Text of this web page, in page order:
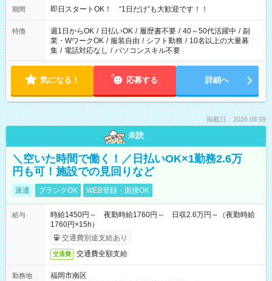
他にもご希望があればご相談ください！
期間 即日スタートOK！ “1日だけ”も大歓迎です！！
特徴 週1日からOK / 日払いOK / 履歴書不要 / 40～50代活躍中 / 副
業・WワークOK / 服装自由 / シフト勤務 / 10名以上の大量募
集 / 電話対応なし / パソコンスキル不要
気になる！ 応募する 詳細へ
掲載日：2026.08.09
未読
＼空いた時間で働く！／日払いOK×1勤務2.6万
円も可！施設での見回りなど
派遣 ブランクOK WEB登録・面接OK
給与
時給1450円～ 夜勤時給1760円～ 日収2.6万円～（夜勤時給
1760円×15h）
交通費別途支給あり
交通費 交通費全額支給
勤務地
福岡市南区